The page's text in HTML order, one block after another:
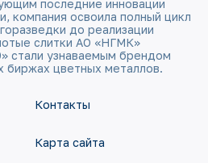
последние инновации
компания освоила полный цикл
до реализации
слитки АО «НГМК»
стали узнаваемым брендом
биржах цветных металлов.
Контакты
Карта сайта